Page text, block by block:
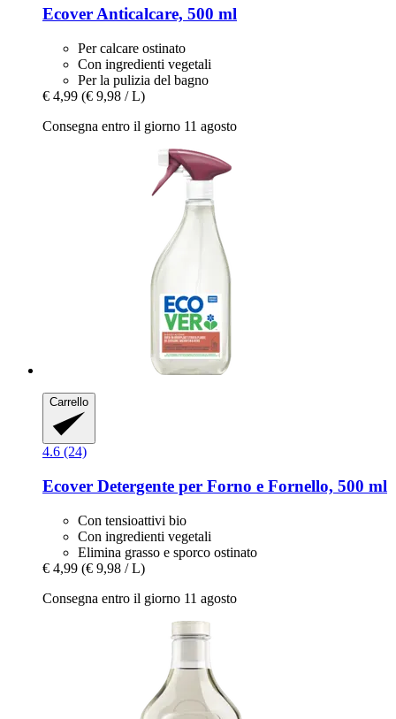
Ecover Anticalcare, 500 ml
Per calcare ostinato
Con ingredienti vegetali
Per la pulizia del bagno
€ 4,99 (€ 9,98 / L)
Consegna entro il giorno 11 agosto
Carrello
4.6 (24)
Ecover Detergente per Forno e Fornello, 500 ml
Con tensioattivi bio
Con ingredienti vegetali
Elimina grasso e sporco ostinato
€ 4,99 (€ 9,98 / L)
Consegna entro il giorno 11 agosto